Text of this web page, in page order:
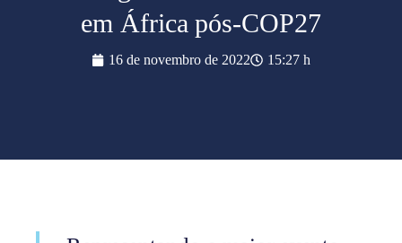
em África pós-COP27
16 de novembro de 2022 15:27 h